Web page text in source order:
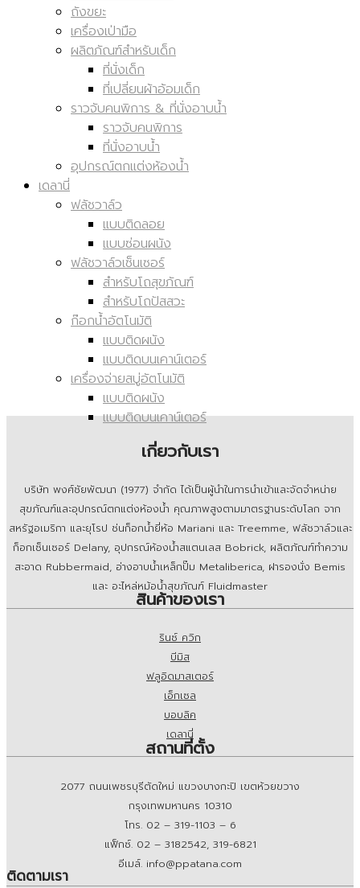
ถังขยะ
เครื่องเป่ามือ
ผลิตภัณฑ์สำหรับเด็ก
ที่นั่งเด็ก
ที่เปลี่ยนผ้าอ้อมเด็ก
ราวจับคนพิการ & ที่นั่งอาบน้ำ
ราวจับคนพิการ
ที่นั่งอาบน้ำ
อุปกรณ์ตกแต่งห้องน้ำ
เดลานี่
ฟลัชวาล์ว
แบบติดลอย
แบบซ่อนผนัง
ฟลัชวาล์วเซ็นเซอร์
สำหรับโถสุขภัณฑ์
สำหรับโถปัสสวะ
ก๊อกน้ำอัตโนมัติ
แบบติดผนัง
แบบติดบนเคาน์เตอร์
เครื่องจ่ายสบู่อัตโนมัติ
แบบติดผนัง
แบบติดบนเคาน์เตอร์
เกี่ยวกับเรา
บริษัท พงศ์ชัยพัฒนา (1977) จำกัด ได้เป็นผู้นำในการนำเข้าและจัดจำหน่าย
สุขภัณฑ์และอุปกรณ์ตกแต่งห้องน้ำ คุณภาพสูงตามมาตรฐานระดับโลก จาก
สหรัฐอเมริกา และยุโรป ช่นก็อกน้ำยี่ห้อ Mariani และ Treemme, ฟลัชวาล์วและ
ก็อกเซ็นเซอร์ Delany, อุปกรณ์ห้องน้ำสแตนเลส Bobrick, ผลิตภัณฑ์ทำความ
สะอาด Rubbermaid, อ่างอาบน้ำเหล็กปั๊ม Metaliberica, ฝารองนั่ง Bemis
และ อะไหล่หม้อน้ำสุขภัณฑ์ Fluidmaster
สินค้าของเรา
รินซ์ ควิก
บีมิส
ฟลูอิดมาสเตอร์
เอ็กเซล
บอบลิค
เดลานี่
สถานที่ตั้ง
2077 ถนนเพชรบุรีตัดใหม่ แขวงบางกะปิ เขตห้วยขวาง
กรุงเทพมหานคร 10310
โทร. 02 – 319-1103 – 6
แฟ็กซ์. 02 – 3182542, 319-6821
อีเมล์. info@ppatana.com
ติดตามเรา